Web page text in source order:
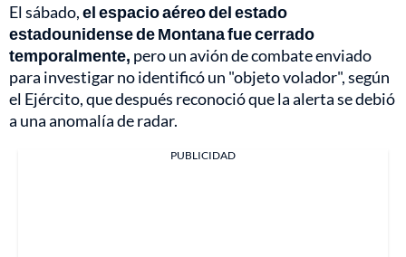
El sábado,el espacio aéreo del estado
estadounidense de Montana fue cerrado
temporalmente, pero un avión de combate enviado
para investigar no identificó un "objeto volador", según
el Ejército, que después reconoció que la alerta se debió
a una anomalía de radar.
PUBLICIDAD